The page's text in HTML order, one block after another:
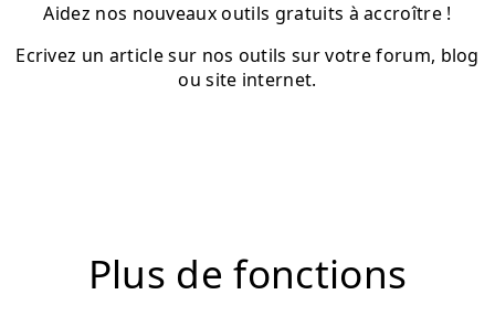
Aidez nos nouveaux outils gratuits à accroître !
Ecrivez un article sur nos outils sur votre forum, blog
ou site internet.
Plus de fonctions